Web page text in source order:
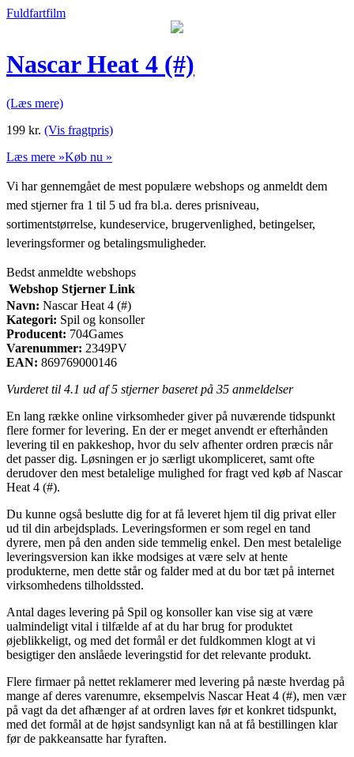
Fuldfartfilm
Nascar Heat 4 (#)
(Læs mere)
199 kr. (Vis fragtpris)
Læs mere »Køb nu »
Vi har gennemgået de mest populære webshops og anmeldt dem
med stjerner fra 1 til 5 ud fra bl.a. deres prisniveau,
sortimentstørrelse, kundeservice, brugervenlighed, betingelser,
leveringsformer og betalingsmuligheder.
Bedst anmeldte webshops
Webshop Stjerner Link
Navn: Nascar Heat 4 (#)
Kategori: Spil og konsoller
Producent: 704Games
Varenummer: 2349PV
EAN: 869769000146
Vurderet til 4.1 ud af 5 stjerner baseret på 35 anmeldelser
En lang række online virksomheder giver på nuværende tidspunkt
flere former for levering. En der er meget anvendt er efterhånden
levering til en pakkeshop, hvor du selv afhenter ordren præcis når
det passer dig. Løsningen er jo særligt ukompliceret, samt ofte
derudover den mest betalelige mulighed for fragt ved køb af Nascar
Heat 4 (#).
Du kunne også beslutte dig for at få leveret hjem til dig privat eller
ud til din arbejdsplads. Leveringsformen er som regel en tand
dyrere, men på den anden side temmelig enkel. Den mest betalelige
leveringsversion kan ikke modsiges at være selv at hente
produkterne, men dette står og falder med at du bor tæt på internet
virksomhedens tilholdssted.
Antal dages levering på Spil og konsoller kan vise sig at være
ualmindeligt vital i tilfælde af at du har brug for produktet
øjeblikkeligt, og med det formål er det fuldkommen klogt at vi
besigtiger den anslåede leveringstid for det relevante produkt.
Flere firmaer på nettet reklamerer med levering på næste hverdag på
mange af deres varenumre, eksempelvis Nascar Heat 4 (#), men vær
på vagt da det afhænger af at ordren laves før et konkret tidspunkt,
med det formål at de højst sandsynligt kan nå at få bestillingen klar
før de pakkeansatte har fyraften.